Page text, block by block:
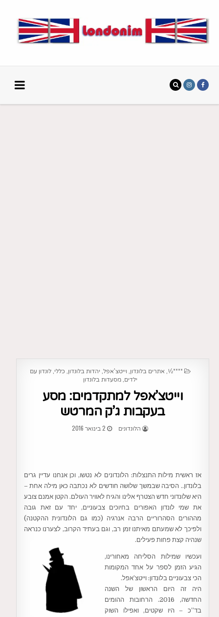
POSTED
****½ אתרים בלונדון וייטצ'אפל יהדות בלונדון כללי ,לונדון עם
ילדים ,מסעדות בלונדון
וייטצ’אפל למתקדמים: מסע
בעקבות ג’ק המרטש
הלונדונים 2 בינואר 2016
אז ראשית מילות התנצלות: הלונדונים לא נטשו, וכן אנחנו עדיין גרים
בלונדון.. הסיבה שבמשך שלושה חודשים לא נכתבה כאן מילה אחת –
היא שלונדוני חדש הצטרף אלינו והגיח לאוויר העולם. הקטן אמנם צובע
את שמי לונדון האפורים בחיוכים צבעוניים, יחד עם זאת גובה
מההורים הסהרוריים הרבה אנרגיה (כמו גם הלונדונית ההקטנה)
ולפיכך לא שמעתם מאיתנו זמן רב, וגם בעתיד הקרוב, לצערנו כנראה
שנהיה קצת פחות פעילים.
ועכשיו שמילות הסליחה מאחורינו,
הגיע הזמן לספר על אחד המקומות
הכי צבעוניים בלונדון: וייטצ’אפל.
היה זה היום הראשון של השנה
החדשה, 2016. הרחובות ההומים
בד”כ – היו שקטים, ואפילו השוק